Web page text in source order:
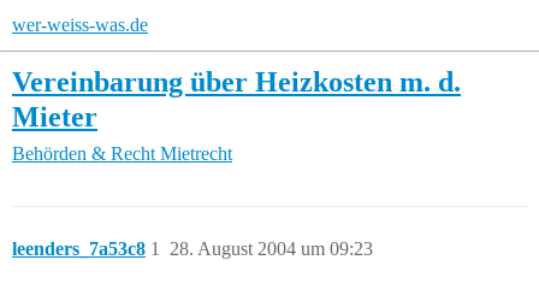
wer-weiss-was.de
Vereinbarung über Heizkosten m. d.
Mieter
Behörden & Recht Mietrecht
leenders_7a53c8 28. August 2004 um 09:23
1